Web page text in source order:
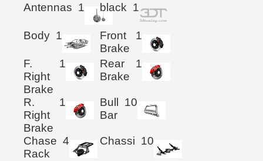
Antennas 1 black 1
Body 1
Front
Brake
1
F.
Right
Brake
1
Rear
Brake
1
R.
Right
Brake
1
Bull
Bar
10
Chase
Rack
4 Chassi 10